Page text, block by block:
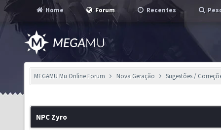
Home Forum Recentes
MEGAMU Mu Online Forum Nova Geração Sugestões /
NPC Zyro